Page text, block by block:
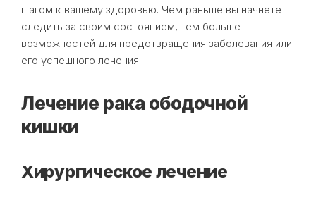
шагом к вашему здоровью. Чем раньше вы начнете
следить за своим состоянием, тем больше
возможностей для предотвращения заболевания или
его успешного лечения.
Лечение рака ободочной
кишки
Хирургическое лечение